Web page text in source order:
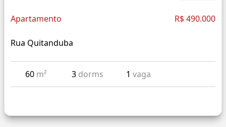
Apartamento R$ 490.000
Rua Quitanduba
60 m² 3 dorms 1vaga